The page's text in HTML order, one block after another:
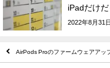
iPadだけ
2022年8月31日
AirPods Proのファームウェアアッ